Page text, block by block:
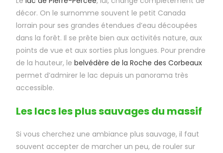
décor. On le surnomme souvent le petit Canada
lorrain pour ses grandes étendues d’eau découpées
dans la forêt. Il se prête bien aux activités nature, aux
points de vue et aux sorties plus longues. Pour prendre
de la hauteur, lebelvédère de la Roche des Corbeaux
permet d’admirer le lac depuis un panorama très
accessible.
Les lacs les plus sauvages du massif
Si vous cherchez une ambiance plus sauvage, il faut
souvent accepter de marcher un peu, de rouler sur